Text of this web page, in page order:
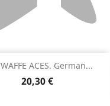
ACES. German...
Preu
20,30 €
Vista ràpida